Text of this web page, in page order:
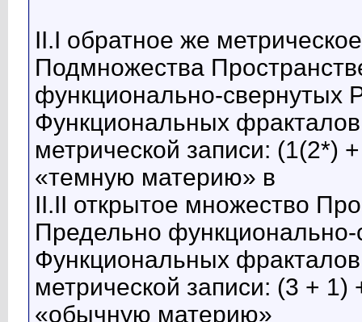
II.I обратное же
Подмножества
функционально-свернутых
Функциональных
метрической записи: (1(2*)
«темную материю» в
II.II открытое множество
Предельно
Функциональных
метрической записи: (3 +
«обычную материю»